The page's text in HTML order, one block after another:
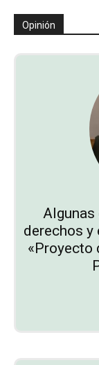
Opinión
derechos
«Proyecto